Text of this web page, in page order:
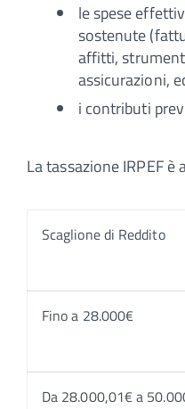
le spese
sostenute
affitti,
assicurazioni,
i contributi
La tassazione IRPEF
Scaglione di Reddito
Fino a 28.000€
Da 28.000,01€ a